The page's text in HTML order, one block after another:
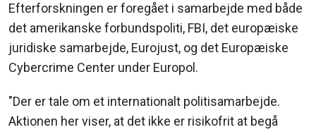
Efterforskningen er foregået i samarbejde med både
det amerikanske forbundspoliti, FBI, det europæiske
juridiske samarbejde, Eurojust, og det Europæiske
Cybercrime Center under Europol.
"Der er tale om et internationalt politisamarbejde.
Aktionen her viser, at det ikke er risikofrit at begå